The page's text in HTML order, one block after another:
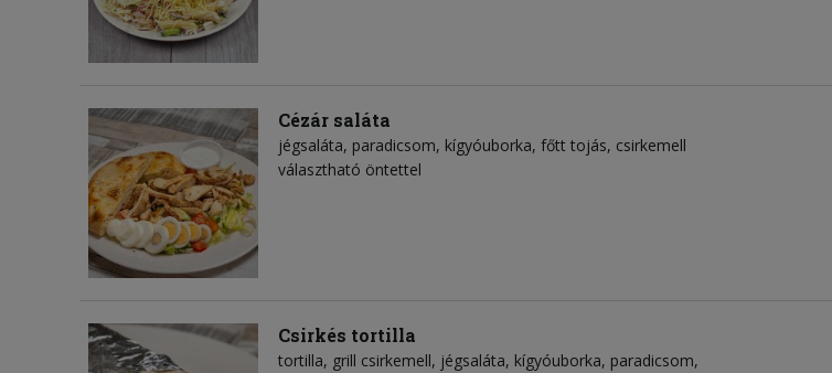
Cézár saláta
jégsaláta paradicsom kígyóuborka főtt tojás csirkemell
választható öntettel
Csirkés tortilla
tortilla grill csirkemell jégsaláta kígyóuborka paradicsom